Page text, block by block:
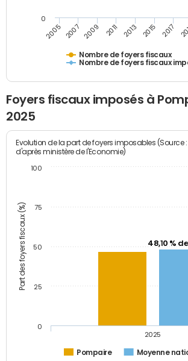
Nombre de foyers fiscaux
Nombre de foyers fiscaux
2005 2007 2009 2011 2013 2015 2017
0
Foyers fiscaux imposés à
2025
Part des foyers fiscaux (%)
Evolution de la part de foyers imposables (Source :
d'après ministère de l'Economie)
48,10 %
Pompaire Moyenne
2025
0
25
50
75
100